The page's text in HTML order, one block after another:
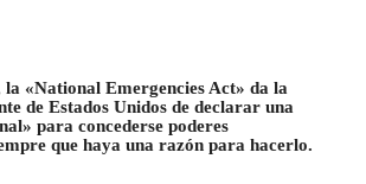
la «National Emergencies Act» da la
de Estados Unidos de declarar una
para concederse poderes
que haya una razón para hacerlo.